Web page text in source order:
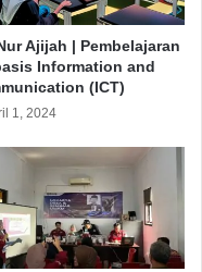
Ajijah | Pembelajaran
Information and
(ICT)
1, 2024